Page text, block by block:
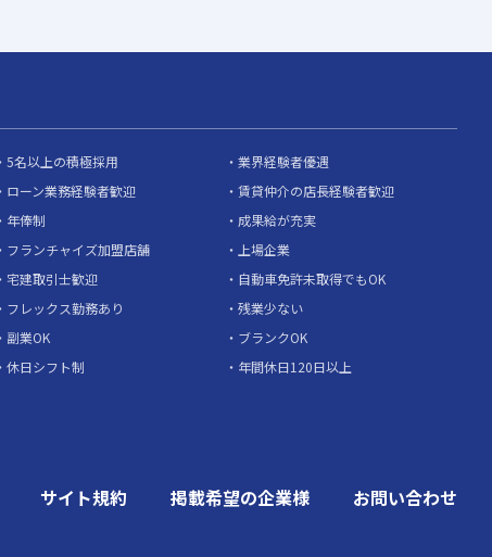
5名以上の積極採用
業界経験者優遇
ローン業務経験者歓迎
賃貸仲介の店長経験者歓迎
年俸制
成果給が充実
フランチャイズ加盟店舗
上場企業
宅建取引士歓迎
自動車免許未取得でもOK
フレックス勤務あり
残業少ない
副業OK
ブランクOK
休日シフト制
年間休日120日以上
サイト規約 掲載希望の企業様 お問い合わせ